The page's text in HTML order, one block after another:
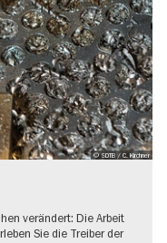
© SDTB / C. Kirchner
verändert: Die Arbeit
Sie die Treiber der